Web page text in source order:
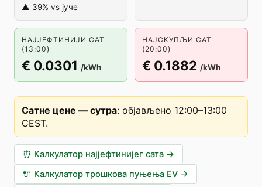
▲ 39% vs јуче
НАЈЈЕФТИНИЈИ САТ
(13:00)
€ 0.0301 /kWh
НАЈСКУПЉИ САТ
(20:00)
€ 0.1882 /kWh
Сатне цене — сутра: објављено 12:00–13:00
CEST.
⏰ Калкулатор најјефтинијег сата →
🔌 Калкулатор трошкова пуњења EV →